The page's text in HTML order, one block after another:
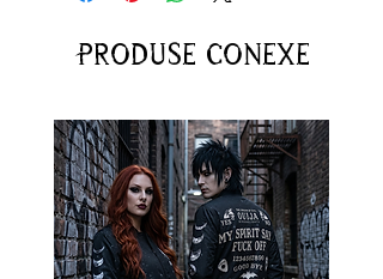
Produse conexe